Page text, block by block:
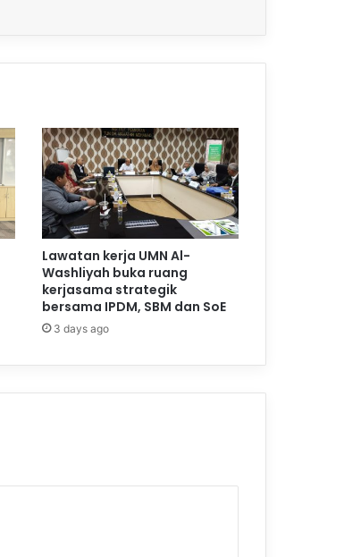
Lawatan kerja UMN Al-
Washliyah buka ruang
kerjasama strategik
bersama IPDM, SBM dan SoE
3 days ago